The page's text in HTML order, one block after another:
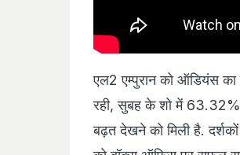
एल2 एम्पुरान को ऑडियंस का
रही, सुबह के शो में
बढ़त देखने को मिली है.